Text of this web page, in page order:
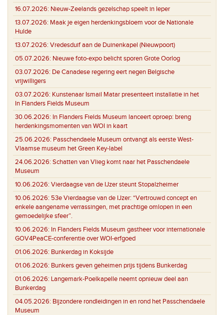
16.07.2026: Nieuw-Zeelands gezelschap speelt in Ieper
13.07.2026: Maak je eigen herdenkingsbloem voor de Nationale
Hulde
13.07.2026: Vredesduif aan de Duinenkapel (Nieuwpoort)
05.07.2026: Nieuwe foto-expo belicht sporen Grote Oorlog
03.07.2026: De Canadese regering eert negen Belgische
vrijwilligers
03.07.2026: Kunstenaar Ismail Matar presenteert installatie in het
In Flanders Fields Museum
30.06.2026: In Flanders Fields Museum lanceert oproep: breng
herdenkingsmomenten van WOI in kaart
25.06.2026: Passchendaele Museum ontvangt als eerste West-
Vlaamse museum het Green Key-label
24.06.2026: Schatten van Vlieg komt naar het Passchendaele
Museum
10.06.2026: Vierdaagse van de IJzer steunt Stopalzheimer
10.06.2026: 53e Vierdaagse van de IJzer: “Vertrouwd concept en
enkele aangename verrassingen, met prachtige omlopen in een
gemoedelijke sfeer”.
10.06.2026: In Flanders Fields Museum gastheer voor internationale
GOV4PeaCE-conferentie over WOI-erfgoed
01.06.2026: Bunkerdag in Koksijde
01.06.2026: Bunkers geven geheimen prijs tijdens Bunkerdag
01.06.2026: Langemark-Poelkapelle neemt opnieuw deel aan
Bunkerdag
04.05.2026: Bijzondere rondleidingen in en rond het Passchendaele
Museum